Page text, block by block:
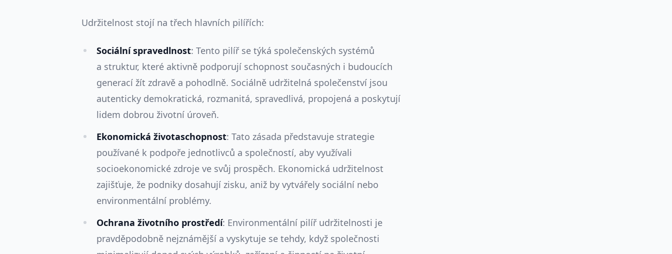
Udržitelnost stojí na třech hlavních pilířích:
Sociální spravedlnost: Tento pilíř se týká společenských systémů
a struktur, které aktivně podporují schopnost současných i budoucích
generací žít zdravě a pohodlně. Sociálně udržitelná společenství jsou
autenticky demokratická, rozmanitá, spravedlivá, propojená a poskytují
lidem dobrou životní úroveň.
Ekonomická životaschopnost: Tato zásada představuje strategie
používané k podpoře jednotlivců a společností, aby využívali
socioekonomické zdroje ve svůj prospěch. Ekonomická udržitelnost
zajišťuje, že podniky dosahují zisku, aniž by vytvářely sociální nebo
environmentální problémy.
Ochrana životního prostředí: Environmentální pilíř udržitelnosti je
pravděpodobně nejznámější a vyskytuje se tehdy, když společnosti